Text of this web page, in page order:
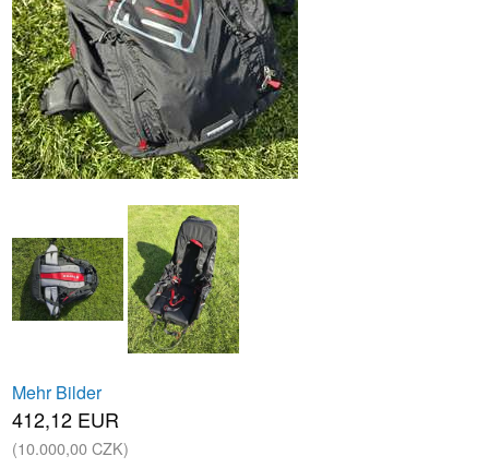
Mehr Bilder
412,12 EUR
(10.000,00 CZK)